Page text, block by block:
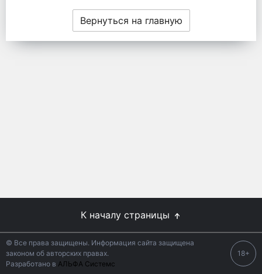
Вернуться на главную
К началу страницы
© Все права защищены. Информация сайта защищена
законом об авторских правах.
Разработано в АЛЬФА Системс
18+